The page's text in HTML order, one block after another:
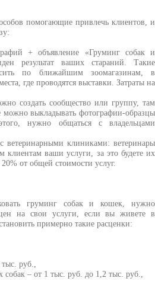
помогающие привлечь клиентов, и
+ объявление «Груминг собак и
результат ваших стараний. Такие
по ближайшим зоомагазинам, в
где проводятся выставки. Затраты на
создать сообщество или группу, там
можно выкладывать фотографии-образцы
нужно общаться с владельцами
ветеринарными клиниками: ветеринары
клиентам ваши услуги, за это будете их
от общей стоимости услуг.
груминг собак и кошек, нужно
цен на свои услуги, если вы живете в
примерно такие расценки:
руб.,
– от 1 тыс. руб. до 1,2 тыс. руб.,